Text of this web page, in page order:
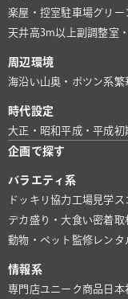
楽屋・控室駐車場グリー
天井高3m以上副調整室
周辺環境
海沿い山奥・ポツン系繁
時代設定
大正・昭和平成・平成初
企画で探す
バラエティ系
ドッキリ協力 工場見学 ス
デカ盛り・大食い密着取
動物・ペット 監修 レン
情報系
専門店ユニーク商品 日